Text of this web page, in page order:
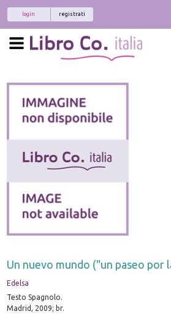
registrati
login
Un nuevo mundo ("un paseo por
Edelsa
Testo Spagnolo.
Madrid, 2009; br.